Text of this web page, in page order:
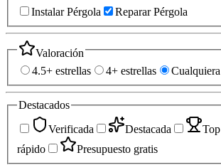
Instalar Pérgola
Reparar Pérgola
Valoración
4.5+ estrellas
4+ estrellas Cualquiera
Destacados
Verificada
Destacada Top
rápido
Presupuesto gratis